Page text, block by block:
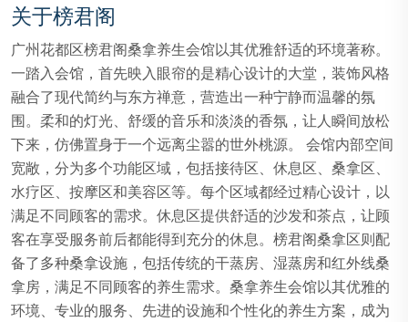
关于榜君阁
广州花都区榜君阁桑拿养生会馆以其优雅舒适的环境著称。
一踏入会馆，首先映入眼帘的是精心设计的大堂，装饰风格
融合了现代简约与东方禅意，营造出一种宁静而温馨的氛
围。柔和的灯光、舒缓的音乐和淡淡的香氛，让人瞬间放松
下来，仿佛置身于一个远离尘嚣的世外桃源。 会馆内部空间
宽敞，分为多个功能区域，包括接待区、休息区、桑拿区、
水疗区、按摩区和美容区等。每个区域都经过精心设计，以
满足不同顾客的需求。休息区提供舒适的沙发和茶点，让顾
客在享受服务前后都能得到充分的休息。榜君阁桑拿区则配
备了多种桑拿设施，包括传统的干蒸房、湿蒸房和红外线桑
拿房，满足不同顾客的养生需求。桑拿养生会馆以其优雅的
环境、专业的服务、先进的设施和个性化的养生方案，成为